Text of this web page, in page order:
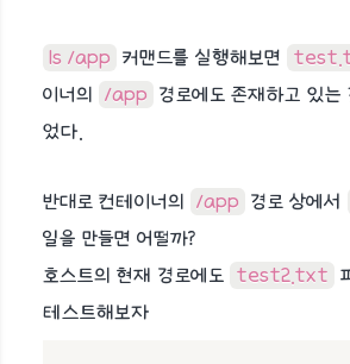
ls /app 커맨드를 실행해보면
이너의 /app 경로에도 존재하고 있는
었다.
반대로 컨테이너의 /app 경로 상에서
일을 만들면 어떨까?
호스트의 현재 경로에도 test2.txt
테스트해보자